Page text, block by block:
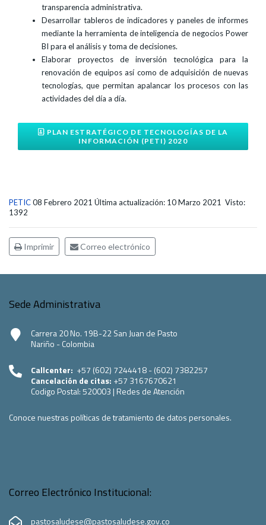
transparencia administrativa.
Desarrollar tableros de indicadores y paneles de informes
mediante la herramienta de inteligencia de negocios Power
BI para el análisis y toma de decisiones.
Elaborar proyectos de inversión tecnológica para la
renovación de equipos así como de adquisición de nuevas
tecnologías, que permitan apalancar los procesos con las
actividades del día a día.
PLAN ESTRATÉGICO DE TECNOLOGÍAS DE LA
INFORMACIÓN (PETI) 2020
PETIC08 Febrero 2021 Última actualización: 10 Marzo 2021 Visto:
1392
Imprimir Correo electrónico
Sede Administrativa
Carrera 20 No. 19B-22 San Juan de Pasto
Nariño - Colombia
Callcenter: +57 (602) 7244418 - (602) 7382257
Cancelación de citas: +57 3167670621
Codigo Postal:520003 | Redes de Atención
Conoce nuestras políticas de tratamiento de datos personales.
Correo Electrónico Institucional:
pastosaludese@pastosaludese.gov.co